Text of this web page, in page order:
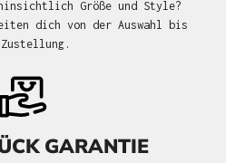
Größe und Style?
dich von der Auswahl bis
GARANTIE